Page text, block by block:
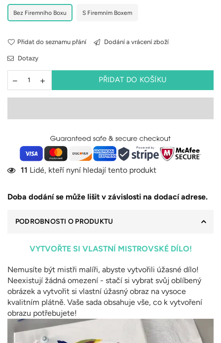
Bez Firemního Boxu S Firemním Boxem
Přidat do seznamu přání Dodání a vrácení zboží
Dotazy
PŘIDAT DO KOŠÍKU
11 Lidé, kteří nyní hledají tento produkt
Doba dodání se může lišit v závislosti na dodací adrese.
PODROBNOSTI O PRODUKTU
VYTVOŘTE SI VLASTNÍ MISTROVSKÉ DÍLO!
Nemusíte být mistři malíři, abyste vytvořili úžasné dílo!
Neexistují žádná omezení - stačí si vybrat svůj oblíbený
obrázek a vytvořit si vlastní úžasný obraz na vysoce
kvalitním plátně. Vaše sada obsahuje vše, co k vytvoření
obrazu potřebujete!